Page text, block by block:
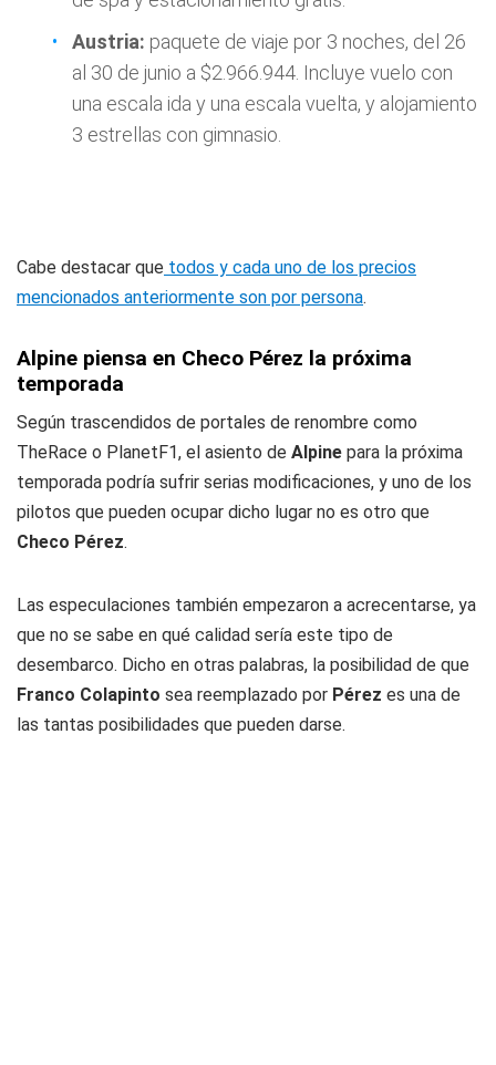
Austria: paquete de viaje por 3 noches, del 26
al 30 de junio a $2.966.944. Incluye vuelo con
una escala ida y una escala vuelta, y alojamiento
3 estrellas con gimnasio.
Cabe destacar que todos y cada uno de los precios
mencionados anteriormente son por persona.
Alpine piensa en Checo Pérez la próxima
temporada
Según trascendidos de portales de renombre como
TheRace o PlanetF1, el asiento de Alpine para la próxima
temporada podría sufrir serias modificaciones, y uno de los
pilotos que pueden ocupar dicho lugar no es otro que
Checo Pérez.
Las especulaciones también empezaron a acrecentarse, ya
que no se sabe en qué calidad sería este tipo de
desembarco. Dicho en otras palabras, la posibilidad de que
Franco Colapinto sea reemplazado por Pérez es una de
las tantas posibilidades que pueden darse.